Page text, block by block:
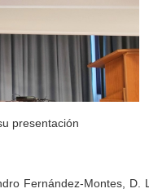
presentación
Fernández-Montes,